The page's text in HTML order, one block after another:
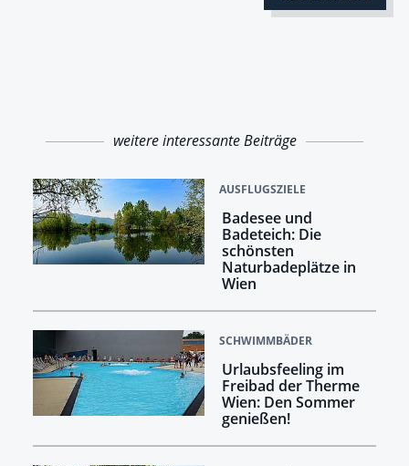
weitere interessante Beiträge
AUSFLUGSZIELE
Badesee und
Badeteich: Die
schönsten
Naturbadeplätze in
Wien
SCHWIMMBÄDER
Urlaubsfeeling im
Freibad der Therme
Wien: Den Sommer
genießen!